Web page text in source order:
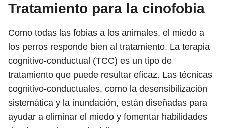
Tratamiento para la cinofobia
Como todas las fobias a los animales, el miedo a
los perros responde bien al tratamiento. La terapia
cognitivo-conductual (TCC) es un tipo de
tratamiento que puede resultar eficaz. Las técnicas
cognitivo-conductuales, como la desensibilización
sistemática y la inundación, están diseñadas para
ayudar a eliminar el miedo y fomentar habilidades